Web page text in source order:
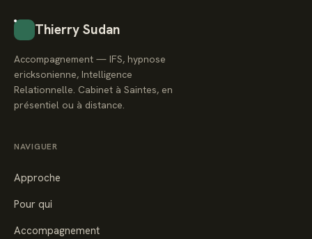
Thierry Sudan
Accompagnement — IFS, hypnose
ericksonienne, Intelligence
Relationnelle. Cabinet à Saintes, en
présentiel ou à distance.
NAVIGUER
Approche
Pour qui
Accompagnement